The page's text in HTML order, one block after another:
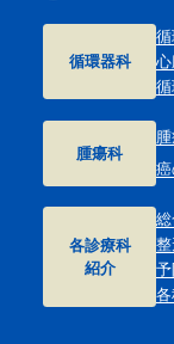
循環器科
腫瘍科
各診療科
紹介